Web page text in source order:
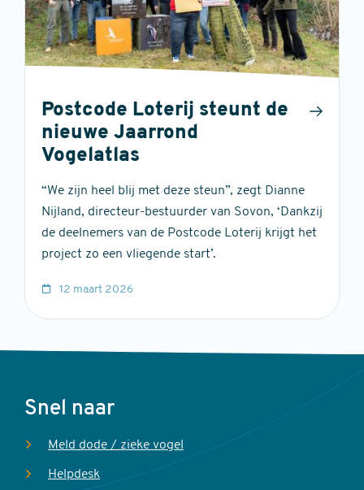
Postcode Loterij steunt de
nieuwe Jaarrond
Vogelatlas
“We zijn heel blij met deze steun”, zegt Dianne
Nijland, directeur-bestuurder van Sovon, ‘Dankzij
de deelnemers van de Postcode Loterij krijgt het
project zo een vliegende start’.
12 maart 2026
Voet
Snel naar
Meld dode / zieke vogel
Helpdesk